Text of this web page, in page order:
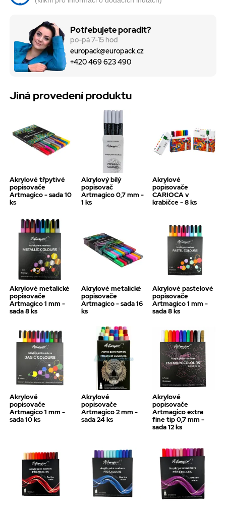
Potřebujete poradit?
po-pá 7-15 hod
europack@europack.cz
+420 469 623 490
Jiná provedení produktu
Akrylové třpytivé
popisovače
Artmagico - sada 10
ks
Akrylový bílý
popisovač
Artmagico 0,7 mm -
1 ks
Akrylové
popisovače
CARIOCA v
krabičce - 8 ks
Akrylové metalické
popisovače
Artmagico 1 mm -
sada 8 ks
Akrylové metalické
popisovače
Artmagico - sada 16
ks
Akrylové pastelové
popisovače
Artmagico 1 mm -
sada 8 ks
Akrylové
popisovače
Artmagico 1 mm -
sada 10 ks
Akrylové
popisovače
Artmagico 2 mm -
sada 24 ks
Akrylové
popisovače
Artmagico extra
fine tip 0,7 mm -
sada 12 ks